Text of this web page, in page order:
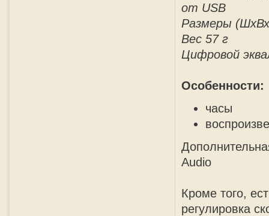
от USB
Размеры
Вес 57 г
Цифровой
Особенности:
часы
Audio
Кроме того,
регулировка